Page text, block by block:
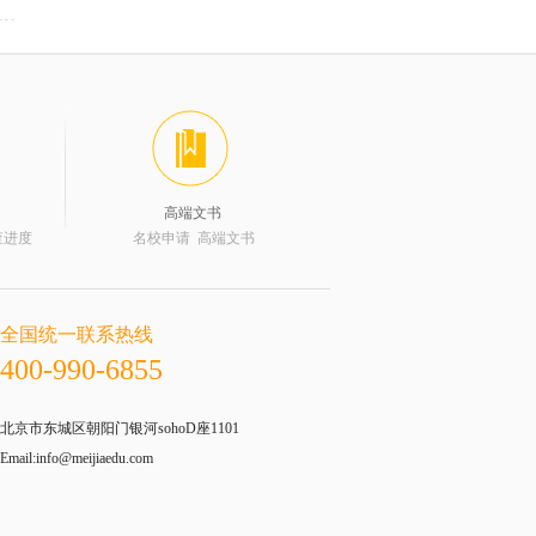
度
高端文书
名校申请 高端文书
全国统一联系热线
400-990-6855
北京市东城区朝阳门银河sohoD座1101
Email:info@meijiaedu.com